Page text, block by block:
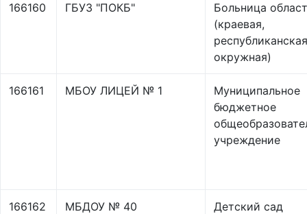
166160 ГБУЗ "ПОКБ"
Больница
(краевая,
окружная)
166161 МБОУ ЛИЦЕЙ № 1
Муниципальное
бюджетное
учреждение
166162 МБДОУ № 40 Детский сад